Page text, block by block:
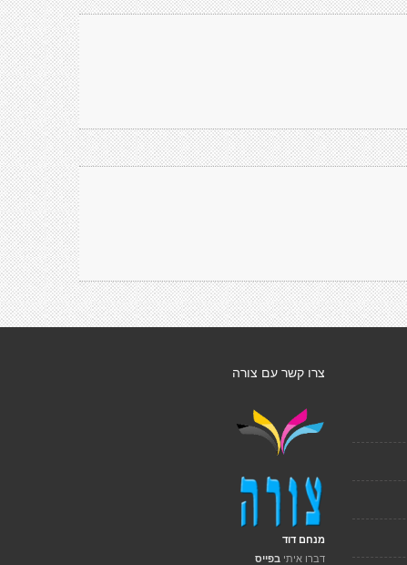
צרו קשר עם צורה
מנחם דוד
דברו איתי בפייס